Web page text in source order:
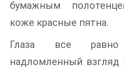
бумажным
коже красные пятна.
Глаза все
надломленный взгляд